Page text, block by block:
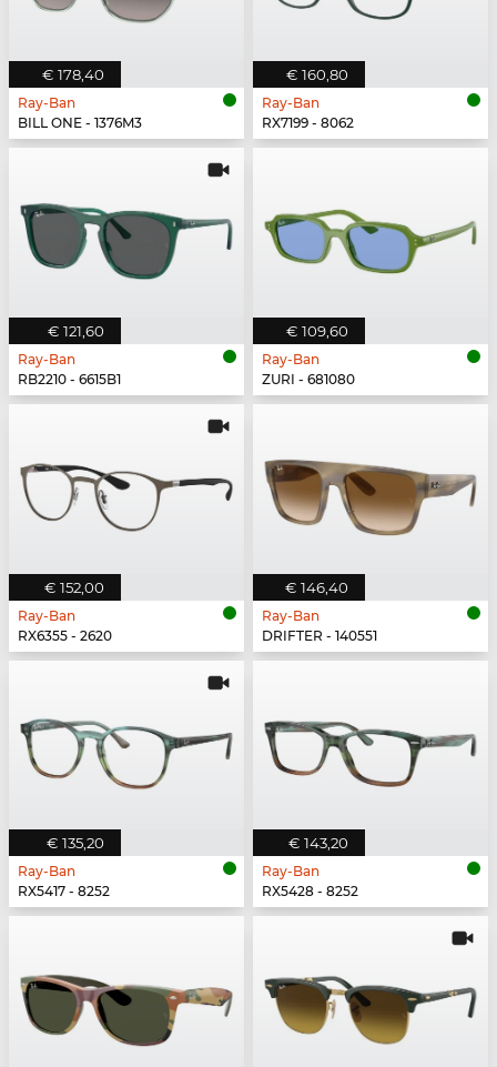
€ 178,40
Ray-Ban
BILL ONE - 1376M3
€ 160,80
Ray-Ban
RX7199 - 8062
€ 121,60
Ray-Ban
RB2210 - 6615B1
€ 109,60
Ray-Ban
ZURI - 681080
€ 152,00
Ray-Ban
RX6355 - 2620
€ 146,40
Ray-Ban
DRIFTER - 140551
€ 135,20
Ray-Ban
RX5417 - 8252
€ 143,20
Ray-Ban
RX5428 - 8252